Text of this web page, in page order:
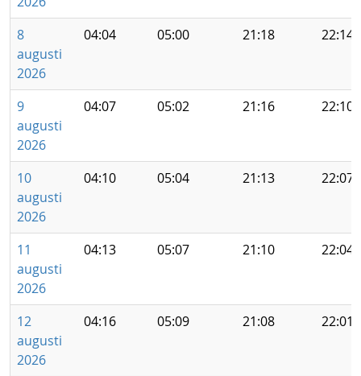
8
augusti
2026
04:04 05:00 21:18 22:14
9
augusti
2026
04:07 05:02 21:16 22:10
10
augusti
2026
04:10 05:04 21:13 22:07
11
augusti
2026
04:13 05:07 21:10 22:04
12
augusti
2026
04:16 05:09 21:08 22:01